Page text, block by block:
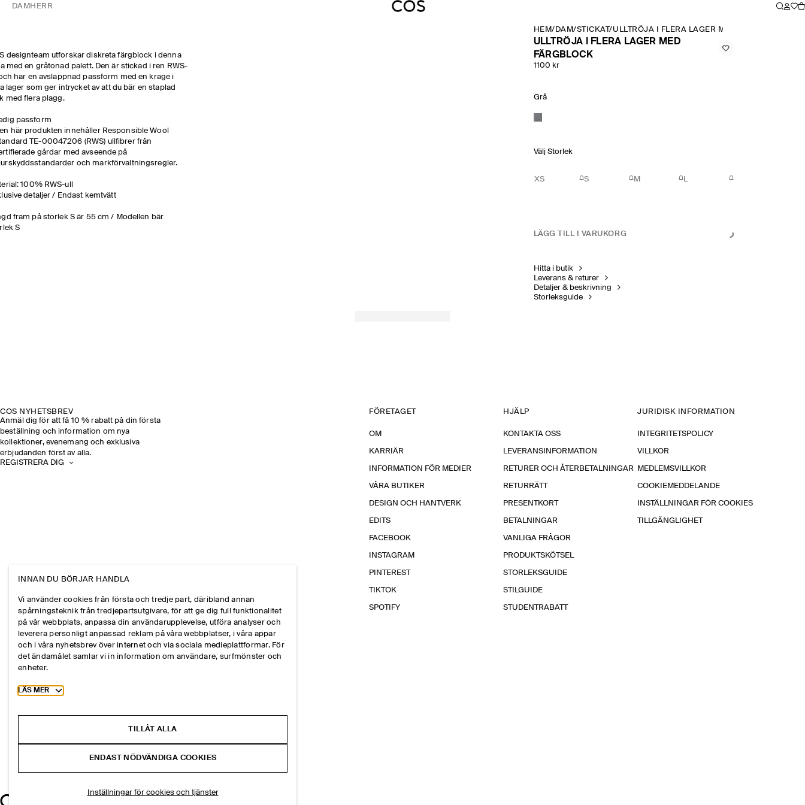
DAM HERR
designteam utforskar diskreta färgblock i denna
med en gråtonad palett. Den är stickad i ren RWS-
har en avslappnad passform med en krage i
lager som ger intrycket av att du bär en staplad
med flera plagg.
passform
här produkten innehåller Responsible Wool
TE-00047206 (RWS) ullfibrer från
gårdar med avseende på
och markförvaltningsregler.
100% RWS-ull
detaljer / Endast kemtvätt
fram på storlek S är 55 cm / Modellen bär
S
HEM/ DAM/STICKAT/ULLTRÖJA I FLERA LAGER MED FÄRGBLOCK
ULLTRÖJA I FLERA LAGER MED
FÄRGBLOCK
1100 kr
Grå
Välj Storlek
XS S M L
LÄGG TILL I VARUKORG
Hitta i butik
Leverans & returer
Detaljer & beskrivning
Storleksguide
COS NYHETSBREV
Anmäl dig för att få 10 % rabatt på din första
beställning och information om nya
kollektioner, evenemang och exklusiva
erbjudanden först av alla.
REGISTRERA DIG
FÖRETAGET
OM
KARRIÄR
INFORMATION FÖR MEDIER
VÅRA BUTIKER
DESIGN OCH HANTVERK
EDITS
FACEBOOK
INSTAGRAM
PINTEREST
TIKTOK
SPOTIFY
HJÄLP
KONTAKTA OSS
LEVERANSINFORMATION
RETURER OCH ÅTERBETALNINGAR
RETURRÄTT
PRESENTKORT
BETALNINGAR
VANLIGA FRÅGOR
PRODUKTSKÖTSEL
STORLEKSGUIDE
STILGUIDE
STUDENTRABATT
JURIDISK INFORMATION
INTEGRITETSPOLICY
VILLKOR
MEDLEMSVILLKOR
COOKIEMEDDELANDE
INSTÄLLNINGAR FÖR COOKIES
TILLGÄNGLIGHET
INNAN DU BÖRJAR HANDLA
Vi använder cookies från första och tredje part, däribland annan
spårningsteknik från tredjepartsutgivare, för att ge dig full funktionalitet
på vår webbplats, anpassa din användarupplevelse, utföra analyser och
leverera personligt anpassad reklam på våra webbplatser, i våra appar
och i våra nyhetsbrev över internet och via sociala medieplattformar. För
det ändamålet samlar vi in information om användare, surfmönster och
enheter.
Toggle more cookie information
LÄS MER
TILLÅT ALLA
ENDAST NÖDVÄNDIGA COOKIES
Inställningar för cookies och tjänster